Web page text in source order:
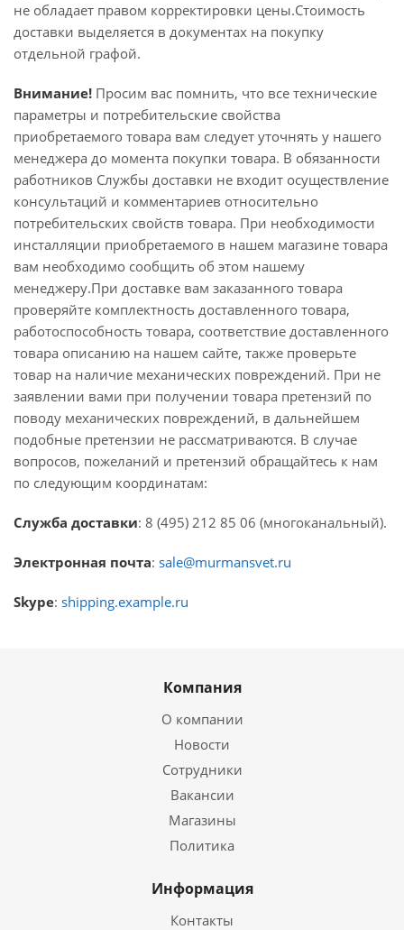
не обладает правом корректировки цены.Стоимость
доставки выделяется в документах на покупку
отдельной графой.
Внимание! Просим вас помнить, что все технические
параметры и потребительские свойства
приобретаемого товара вам следует уточнять у нашего
менеджера до момента покупки товара. В обязанности
работников Службы доставки не входит осуществление
консультаций и комментариев относительно
потребительских свойств товара. При необходимости
инсталляции приобретаемого в нашем магазине товара
вам необходимо сообщить об этом нашему
менеджеру.При доставке вам заказанного товара
проверяйте комплектность доставленного товара,
работоспособность товара, соответствие доставленного
товара описанию на нашем сайте, также проверьте
товар на наличие механических повреждений. При не
заявлении вами при получении товара претензий по
поводу механических повреждений, в дальнейшем
подобные претензии не рассматриваются. В случае
вопросов, пожеланий и претензий обращайтесь к нам
по следующим координатам:
Служба доставки: 8 (495) 212 85 06 (многоканальный).
Электронная почта: sale@murmansvet.ru
Skype: shipping.example.ru
Компания
О компании
Новости
Сотрудники
Вакансии
Магазины
Политика
Информация
Контакты